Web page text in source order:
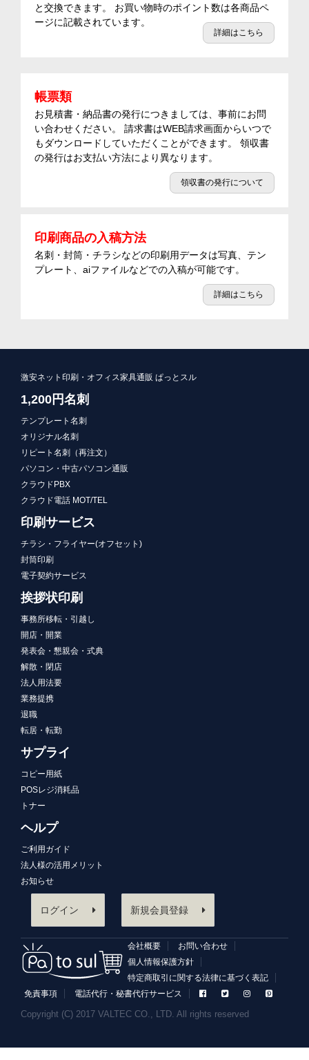
と交換できます。 お買い物時のポイント数は各商品ペ
ージに記載されています。
詳細はこちら
帳票類
お見積書・納品書の発行につきましては、事前にお問
い合わせください。 請求書はWEB請求画面からいつで
もダウンロードしていただくことができます。 領収書
の発行はお支払い方法により異なります。
領収書の発行について
印刷商品の入稿方法
名刺・封筒・チラシなどの印刷用データは写真、テン
プレート、aiファイルなどでの入稿が可能です。
詳細はこちら
激安ネット印刷・オフィス家具通販 ぱっとスル
1,200円名刺
テンプレート名刺
オリジナル名刺
リピート名刺（再注文）
パソコン・中古パソコン通販
クラウドPBX
クラウド電話 MOT/TEL
印刷サービス
チラシ・フライヤー(オフセット)
封筒印刷
電子契約サービス
挨拶状印刷
事務所移転・引越し
開店・開業
発表会・懇親会・式典
解散・閉店
法人用法要
業務提携
退職
転居・転勤
サプライ
コピー用紙
POSレジ消耗品
トナー
ヘルプ
ご利用ガイド
法人様の活用メリット
お知らせ
ログイン 新規会員登録
会社概要
お問い合わせ
個人情報保護方針
特定商取引に関する法律に基づく表記
免責事項
電話代行・秘書代行サービス
Copyright (C) 2017 VALTEC CO., LTD. All rights reserved